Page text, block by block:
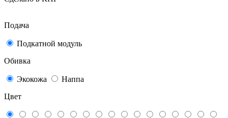
Подача
Подкатной модуль
Обивка
Экокожа
Наппа
Цвет